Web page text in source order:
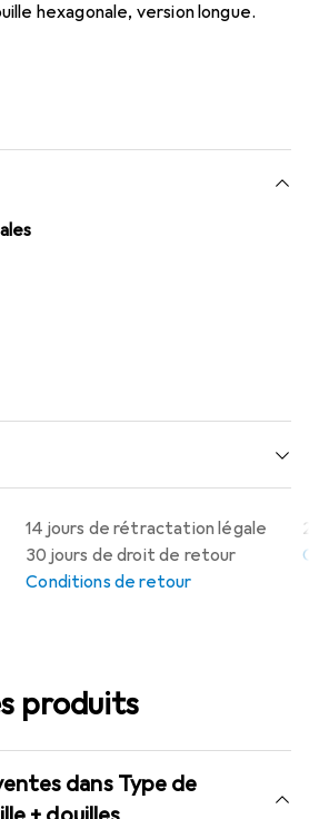
hexagonale, version longue.
14 jours de rétractation légale
30 jours de droit de retour
Conditions de retour
produits
dans Type de